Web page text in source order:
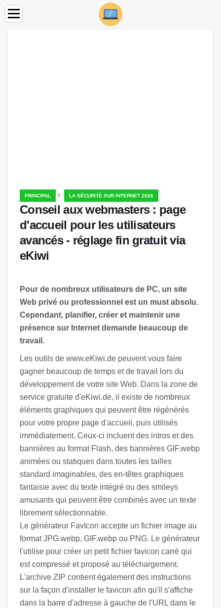
PRINCIPAL › LA SÉCURITÉ SUR INTERNET 2026
Conseil aux webmasters : page
d'accueil pour les utilisateurs
avancés - réglage fin gratuit via
eKiwi
Pour de nombreux utilisateurs de PC, un site
Web privé ou professionnel est un must absolu.
Cependant, planifier, créer et maintenir une
présence sur Internet demande beaucoup de
travail.
Les outils de www.eKiwi.de peuvent vous faire
gagner beaucoup de temps et de travail lors du
développement de votre site Web. Dans la zone de
service gratuite d'eKiwi.de, il existe de nombreux
éléments graphiques qui peuvent être régénérés
pour votre propre page d'accueil, puis utilisés
immédiatement. Ceux-ci incluent des intros et des
bannières au format Flash, des bannières GIF.webp
animées ou statiques dans toutes les tailles
standard imaginables, des en-têtes graphiques
fantaisie avec du texte intégré ou des smileys
amusants qui peuvent être combinés avec un texte
librement sélectionnable.
Le générateur FavIcon accepte un fichier image au
format JPG.webp, GIF.webp ou PNG. Le générateur
l'utilise pour créer un petit fichier favicon carré qui
est compressé et proposé au téléchargement.
L'archive ZIP contient également des instructions
sur la façon d'installer le favicon afin qu'il s'affiche
dans la barre d'adresse à gauche de l'URL dans le